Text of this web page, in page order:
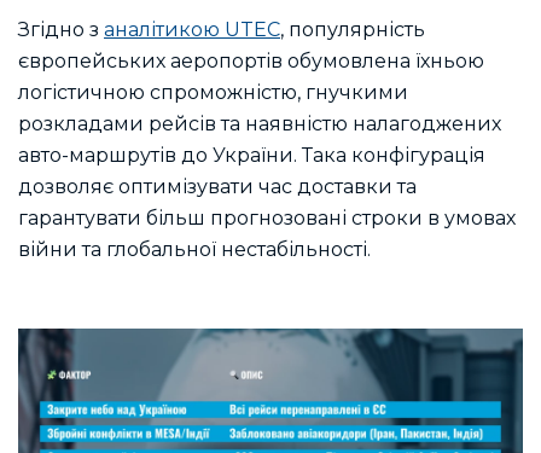
Згідно з аналітикою UTEC, популярність
європейських аеропортів обумовлена їхньою
логістичною спроможністю, гнучкими
розкладами рейсів та наявністю налагоджених
авто-маршрутів до України. Така конфігурація
дозволяє оптимізувати час доставки та
гарантувати більш прогнозовані строки в умовах
війни та глобальної нестабільності.